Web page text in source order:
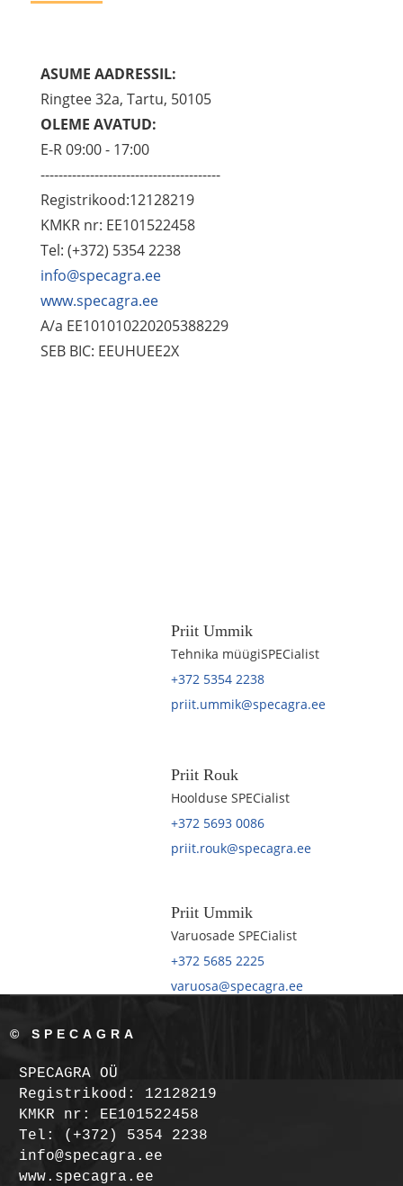
ASUME AADRESSIL:
Ringtee 32a, Tartu, 50105
OLEME AVATUD:
E-R 09:00 - 17:00
----------------------------------------
Registrikood:12128219
KMKR nr: EE101522458
Tel: (+372) 5354 2238
info@specagra.ee
www.specagra.ee
A/a EE101010220205388229
SEB BIC: EEUHUEE2X
Priit Ummik
Tehnika müügiSPECialist
+372 5354 2238
priit.ummik@specagra.ee
Priit Rouk
Hoolduse SPECialist
+372 5693 0086
priit.rouk@specagra.ee
Priit Ummik
Varuosade SPECialist
+372 5685 2225
varuosa@specagra.ee
© SPECAGRA
SPECAGRA OÜ
Registrikood: 12128219
KMKR nr: EE101522458
Tel: (+372) 5354 2238
info@specagra.ee
www.specagra.ee